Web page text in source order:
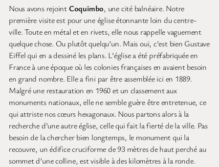
Nous avons rejointCoquimbo, une cité balnéaire. Notre
première visite est pour une église étonnante loin du centre-
ville. Toute en métal et en rivets, elle nous rappelle vaguement
quelque chose. Ou plutôt quelqu’un. Mais oui, c’est bien Gustave
Eiffel qui en a dessiné les plans. L’église a été préfabriquée en
France à une époque où les colonies françaises en avaient besoin
en grand nombre. Elle a fini par être assemblée ici en 1889.
Malgré une restauration en 1960 et un classement aux
monuments nationaux, elle ne semble guère être entretenue, ce
qui attriste nos cœurs hexagonaux. Nous partons alors à la
recherche d’une autre église, celle qui fait la fierté de la ville. Pas
besoin de la chercher bien longtemps, le monument qui la
recouvre, un édifice cruciforme de 93 mètres de haut perché au
sommet d’une colline, est visible à des kilomètres à la ronde.